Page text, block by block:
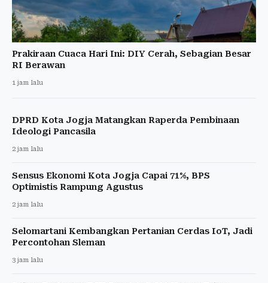
Prakiraan Cuaca Hari Ini: DIY Cerah, Sebagian Besar
RI Berawan
1 jam lalu
DPRD Kota Jogja Matangkan Raperda Pembinaan
Ideologi Pancasila
2 jam lalu
Sensus Ekonomi Kota Jogja Capai 71%, BPS
Optimistis Rampung Agustus
2 jam lalu
Selomartani Kembangkan Pertanian Cerdas IoT, Jadi
Percontohan Sleman
3 jam lalu